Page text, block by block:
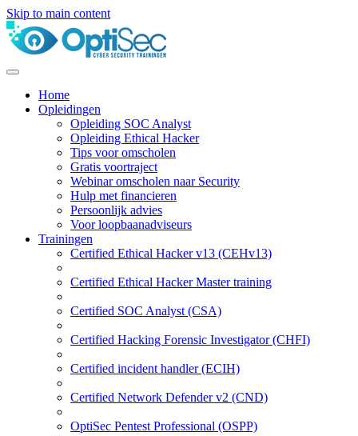
Skip to main content
Home
Opleidingen
Opleiding SOC Analyst
Opleiding Ethical Hacker
Tips voor omscholen
Gratis voortraject
Webinar omscholen naar Security
Hulp met financieren
Persoonlijk advies
Voor loopbaanadviseurs
Trainingen
Certified Ethical Hacker v13 (CEHv13)
Certified Ethical Hacker Master training
Certified SOC Analyst (CSA)
Certified Hacking Forensic Investigator (CHFI)
Certified incident handler (ECIH)
Certified Network Defender v2 (CND)
OptiSec Pentest Professional (OSPP)